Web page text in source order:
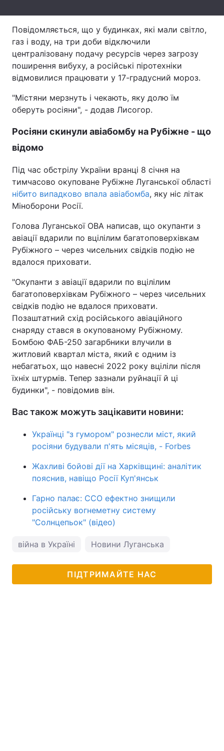
Тема оформлення
Повідомляється, що у будинках, які мали світло,
газ і воду, на три доби відключили
централізовану подачу ресурсів через загрозу
поширення вибуху, а російські піротехніки
відмовилися працювати у 17-градусний мороз.
"Містяни мерзнуть і чекають, яку долю їм
оберуть росіяни", - додав Лисогор.
Росіяни скинули авіабомбу на Рубіжне - що
відомо
Під час обстрілу України вранці 8 січня на
тимчасово окуповане Рубіжне Луганської області
нібито випадково впала авіабомба, яку ніс літак
Міноборони Росії.
Голова Луганської ОВА написав, що окупанти з
авіації вдарили по вцілілим багатоповерхівкам
Рубіжного – через чисельних свідків подію не
вдалося приховати.
"Окупанти з авіації вдарили по вцілілим
багатоповерхівкам Рубіжного – через чисельних
свідків подію не вдалося приховати.
Позаштатний схід російського авіаційного
снаряду стався в окупованому Рубіжному.
Бомбою ФАБ-250 загарбники влучили в
житловий квартал міста, який є одним із
небагатьох, що навесні 2022 року вціліли після
їхніх штурмів. Тепер зазнали руйнації й ці
будинки", - повідомив він.
Вас також можуть зацікавити новини:
Українці "з гумором" рознесли міст, який
росіяни будували п'ять місяців, - Forbes
Жахливі бойові дії на Харківщині: аналітик
пояснив, навіщо Росії Куп'янськ
Гарно палає: ССО ефектно знищили
російську вогнеметну систему
"Солнцепьок" (відео)
війна в Україні Новини Луганська
ПІДТРИМАЙТЕ НАС